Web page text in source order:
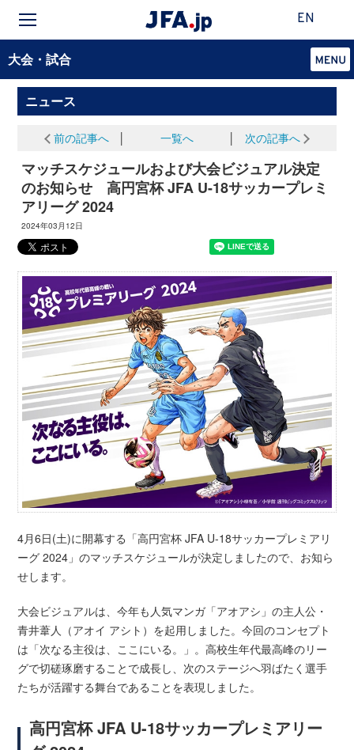
EN
大会・試合
ニュース
前の記事へ 一覧へ 次の記事へ
マッチスケジュールおよび大会ビジュアル決定
のお知らせ 高円宮杯 JFA U-18サッカープレミ
アリーグ 2024
2024年03月12日
4月6日(土)に開幕する「高円宮杯 JFA U-18サッカープレミアリ
ーグ 2024」のマッチスケジュールが決定しましたので、お知ら
せします。
大会ビジュアルは、今年も人気マンガ「アオアシ」の主人公・
青井葦人（アオイ アシト）を起用しました。今回のコンセプト
は「次なる主役は、ここにいる。」。高校生年代最高峰のリー
グで切磋琢磨することで成長し、次のステージへ羽ばたく選手
たちが活躍する舞台であることを表現しました。
高円宮杯 JFA U-18サッカープレミアリー